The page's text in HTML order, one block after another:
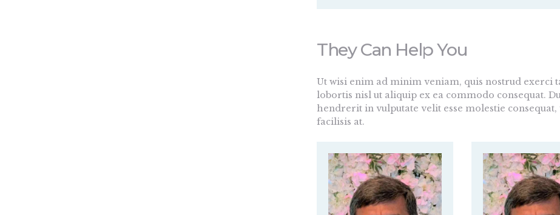
They Can Help You
Ut wisi enim ad minim veniam, quis nostrud exerci
lobortis nisl ut aliquip ex ea commodo consequat.
hendrerit in vulputate velit esse molestie
facilisis at.